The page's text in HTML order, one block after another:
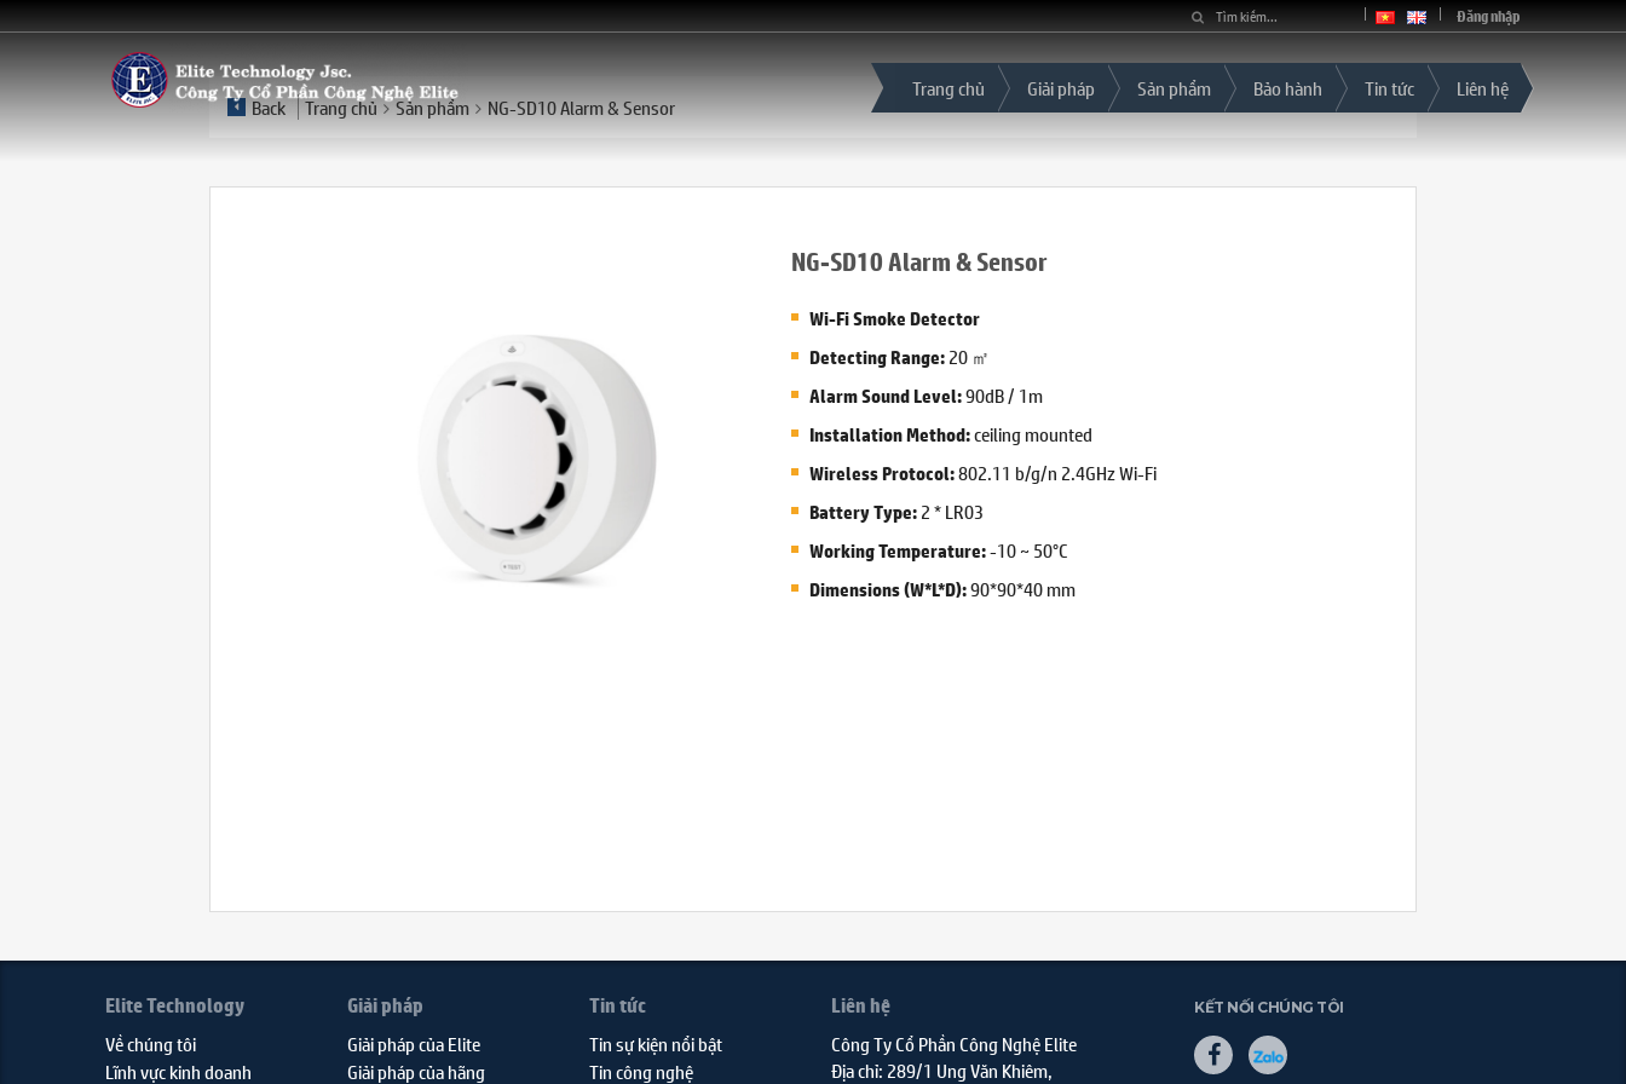
Đăng nhập
Trang chủ Giải pháp Sản phẩm Bảo hành Tin tức Liên hệ
Back Trang chủ Sản phẩm NG-SD10 Alarm & Sensor
NG-SD10 Alarm & Sensor
Wi-Fi Smoke Detector
Detecting Range:20 ㎡
Alarm Sound Level:90dB / 1m
Installation Method:ceiling mounted
Wireless Protocol:802.11 b/g/n 2.4GHz Wi-Fi
Battery Type:2 * LR03
Working Temperature:-10 ~ 50°C
Dimensions (W*L*D):90*90*40 mm
Elite Technology
Về chúng tôi
Lĩnh vực kinh doanh
Giải pháp
Giải pháp của Elite
Giải pháp của hãng
Tin tức
Tin sự kiện nổi bật
Tin công nghệ
Liên hệ
Công Ty Cổ Phần Công Nghệ Elite
Địa chỉ: 289/1 Ung Văn Khiêm,
KẾT NỐI CHÚNG TÔI